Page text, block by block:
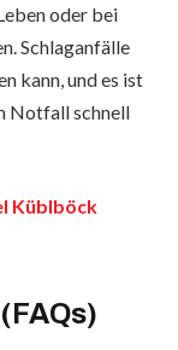
oder bei
Schlaganfälle
kann, und es ist
Notfall schnell
Küblböck